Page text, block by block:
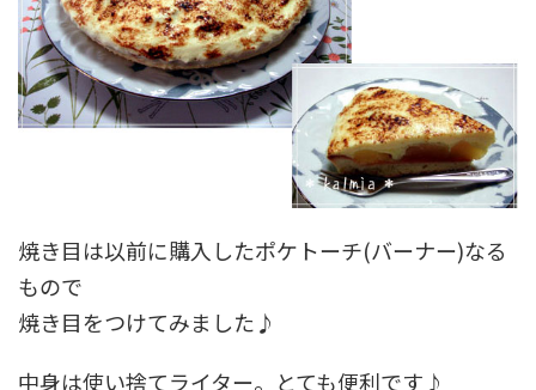
焼き目は以前に購入したポケトーチ(バーナー)なる
もので
焼き目をつけてみました♪
中身は使い捨てライター。とても便利です♪